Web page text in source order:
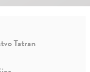
Tatran